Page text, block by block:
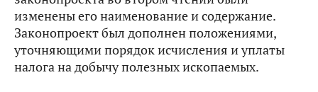
изменены его наименование и содержание.
Законопроект был дополнен положениями,
уточняющими порядок исчисления и уплаты
налога на добычу полезных ископаемых.